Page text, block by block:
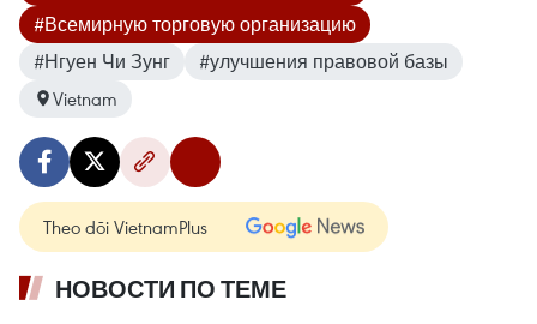
#Всемирную торговую организацию
#Нгуен Чи Зунг
#улучшения правовой базы
Vietnam
Theo dõi VietnamPlus
НОВОСТИ ПО ТЕМЕ